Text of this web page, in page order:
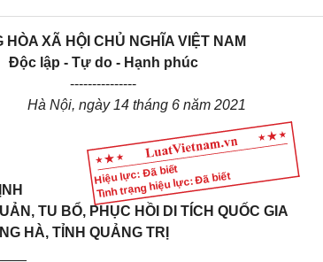
Hiệu lực: Đã biết
Tình trạng hiệu lực: Đã biết
HÒA XÃ HỘI CHỦ NGHĨA VIỆT NAM
Độc lập - Tự do - Hạnh phúc
---------------
Hà Nội, ngày 14tháng 6năm 2021
TU BỔ, PH ỤC HỒI DI TÍCH QUỐC GIA
HÀ, TỈNH QUẢNG TRỊ